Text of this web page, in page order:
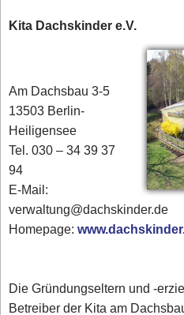
Kita Dachskinder e.V.
Am Dachsbau 3-5
13503 Berlin-
Heiligensee
Tel. 030 – 34 39 37
94
E-Mail:
verwaltung@dachskinder.de
Homepage:
Die Gründungseltern und -
Betreiber der Kita am